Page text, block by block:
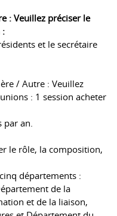
: Veuillez préciser le
:
et le secrétaire
/ Autre : Veuillez
: 1 session acheter
par an.
le rôle, la composition,
départements :
de la
et de la liaison,